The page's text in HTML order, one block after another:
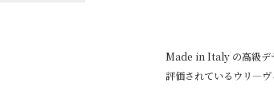
ァ
一
Made in Italy の高級デ
評価されているウリ―ヴ